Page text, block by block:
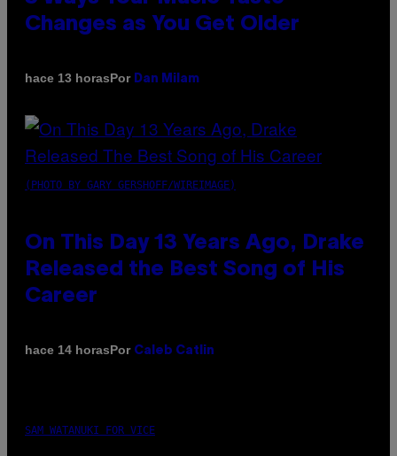
Changes as You Get Older
hace 13 horasPor Dan Milam
(PHOTO BY GARY GERSHOFF/WIREIMAGE)
On This Day 13 Years Ago, Drake
Released the Best Song of His
Career
hace 14 horasPor Caleb Catlin
SAM WATANUKI FOR VICE